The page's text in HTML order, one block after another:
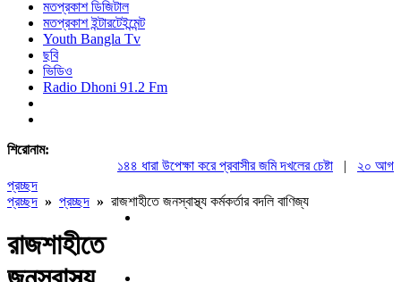
মতপ্রকাশ ডিজিটাল
মতপ্রকাশ ইন্টারটেইন্মেন্ট
Youth Bangla Tv
ছবি
ভিডিও
Radio Dhoni 91.2 Fm
শিরোনাম:
১৪৪ ধারা উপেক্ষা করে প্রবাসীর জমি দখলের চেষ্টা| ২০ আগস্ট
প্রচ্ছদ
প্রচ্ছদ » প্রচ্ছদ » রাজশাহীতে জনস্বাস্থ্য কর্মকর্তার বদলি বাণিজ্য
রাজশাহীতে